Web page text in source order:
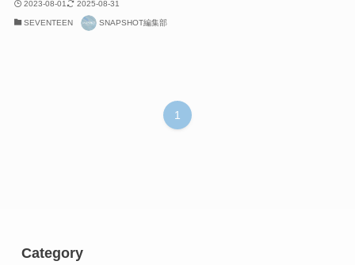
2023-08-01 2025-08-31
SEVENTEEN SNAPSHOT編集部
1
Category